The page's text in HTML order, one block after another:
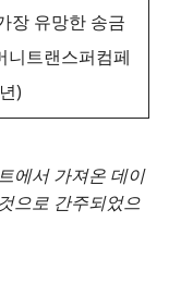
장 유망한 송금
니트랜스퍼컴페
)
에서 가져온 데이
으로 간주되었으